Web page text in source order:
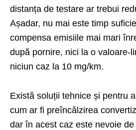
distanța de testare ar trebui
Așadar, nu mai este timp
compensa emisiile mai mari
după pornire, nici la o valoare-
niciun caz la 10 mg/km.
Există soluții tehnice și pentru
cum ar fi preîncălzirea
dar în acest caz este nevoie